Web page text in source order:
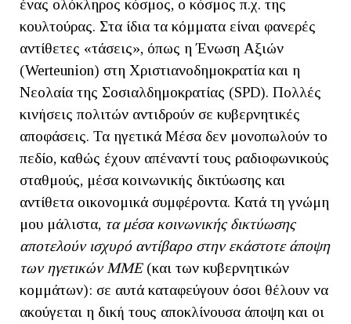
ένας ολόκληρος κόσμος, ο κόσμος π.χ. της
κουλτούρας. Στα ίδια τα κόμματα είναι φανερές
αντίθετες «τάσεις», όπως η Ένωση Αξιών
(Werteunion) στη Χριστιανοδημοκρατία και η
Νεολαία της Σοσιαλδημοκρατίας (SPD). Πολλές
κινήσεις πολιτών αντιδρούν σε κυβερνητικές
αποφάσεις. Τα ηγετικά Μέσα δεν μονοπωλούν το
πεδίο, καθώς έχουν απέναντί τους ραδιοφωνικούς
σταθμούς, μέσα κοινωνικής δικτύωσης και
αντίθετα οικονομικά συμφέροντα. Κατά τη γνώμη
μου μάλιστα, τα μέσα κοινωνικής δικτύωσης
αποτελούν ισχυρό αντίβαρο στην εκάστοτε άποψη
των ηγετικών ΜΜΕ(και των κυβερνητικών
κομμάτων): σε αυτά καταφεύγουν όσοι θέλουν να
ακούγεται η δική τους αποκλίνουσα άποψη και οι